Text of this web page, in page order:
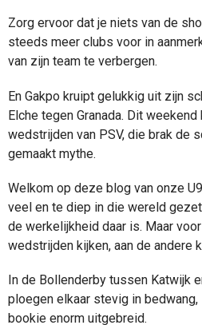
Zorg ervoor dat je niets van de
steeds meer clubs voor in
van zijn team te verbergen.
En Gakpo kruipt gelukkig uit zijn
Elche tegen Granada. Dit
wedstrijden van PSV, die brak de
gemaakt mythe.
Welkom op deze blog van onze
veel en te diep in die wereld
de werkelijkheid daar is. Maar
wedstrijden kijken, aan de andere
In de Bollenderby tussen Katwijk
ploegen elkaar stevig in
bookie enorm uitgebreid.